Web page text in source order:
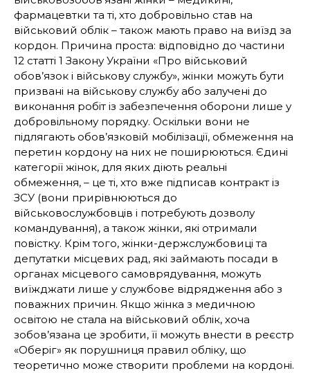
фармацевтки та ті, хто добровільно став на
військовий облік – також мають право на виїзд за
кордон. Причина проста: відповідно до частини
12 статті 1 Закону України «Про військовий
обов’язок і військову службу», жінки можуть бути
призвані на військову службу або залучені до
виконання робіт із забезпечення оборони лише у
добровільному порядку. Оскільки вони не
підлягають обов’язковій мобілізації, обмеження на
перетин кордону на них не поширюються. Єдині
категорії жінок, для яких діють реальні
обмеження, – це ті, хто вже підписав контракт із
ЗСУ (вони прирівнюються до
військовослужбовців і потребують дозволу
командування), а також жінки, які отримали
повістку. Крім того, жінки-держслужбовиці та
депутатки місцевих рад, які займають посади в
органах місцевого самоврядування, можуть
виїжджати лише у службове відрядження або з
поважних причин. Якщо жінка з медичною
освітою не стала на військовий облік, хоча
зобов’язана це зробити, її можуть внести в реєстр
«Оберіг» як порушниця правил обліку, що
теоретично може створити проблеми на кордоні.